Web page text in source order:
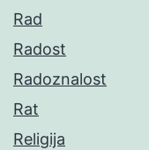
Rad
Radost
Radoznalost
Rat
Religija